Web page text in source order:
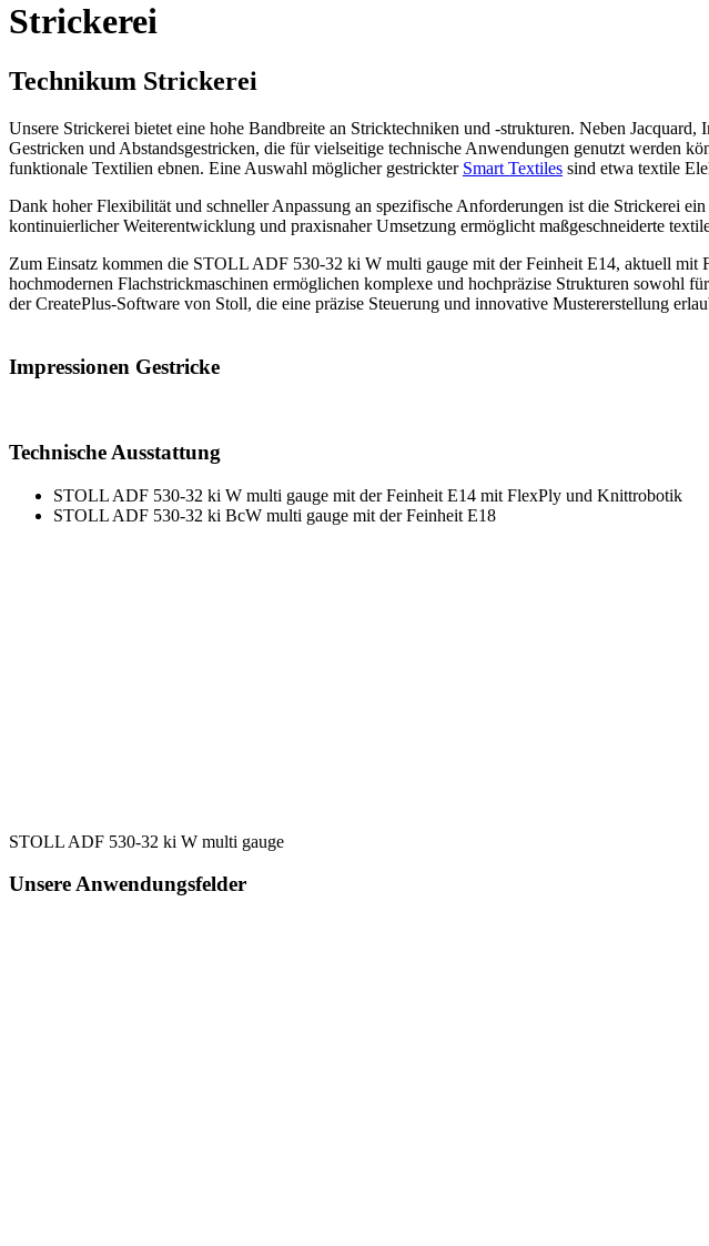
Strickerei
Technikum Strickerei
Unsere Strickerei bietet eine hohe Bandbreite an Stricktechniken und -strukturen. Neben
Gestricken und Abstandsgestricken, die für vielseitige technische Anwendungen genutzt werden
funktionale Textilien ebnen. Eine Auswahl möglicher gestrickter Smart Textiles sind etwa textile
Dank hoher Flexibilität und schneller Anpassung an spezifische Anforderungen ist die Strickerei
kontinuierlicher Weiterentwicklung und praxisnaher Umsetzung ermöglicht maßgeschneiderte
Zum Einsatz kommen die STOLL ADF 530-32 ki W multi gauge mit der Feinheit E14, aktuell
hochmodernen Flachstrickmaschinen ermöglichen komplexe und hochpräzise Strukturen
der CreatePlus-Software von Stoll, die eine präzise Steuerung und innovative Mustererstellung
Impressionen Gestricke
Technische Ausstattung
STOLL ADF 530-32 ki W multi gauge mit der Feinheit E14 mit FlexPly und Knittrobotik
STOLL ADF 530-32 ki BcW multi gauge mit der Feinheit E18
STOLL ADF 530-32 ki W multi gauge
Unsere Anwendungsfelder